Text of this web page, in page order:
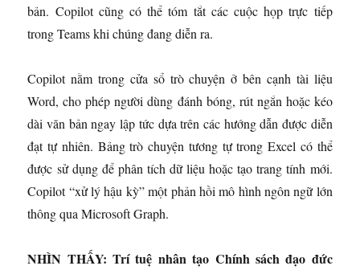
bản. Copilot cũng có thể tóm tắt các cuộc họp trực tiếp
trong Teams khi chúng đang diễn ra.
Copilot nằm trong cửa sổ trò chuyện ở bên cạnh tài liệu
Word, cho phép người dùng đánh bóng, rút ​​ngắn hoặc kéo
dài văn bản ngay lập tức dựa trên các hướng dẫn được diễn
đạt tự nhiên. Bảng trò chuyện tương tự trong Excel có thể
được sử dụng để phân tích dữ liệu hoặc tạo trang tính mới.
Copilot “xử lý hậu kỳ” một phản hồi mô hình ngôn ngữ lớn
thông qua Microsoft Graph.
NHÌN THẤY:Trí tuệ nhân tạo Chính sách đạo đức